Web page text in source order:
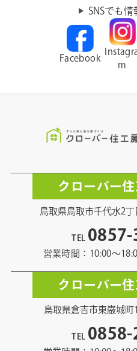
SNSでも情
Facebook
m
クローバー
鳥取県鳥取市千代水2丁
TEL 0857-
営業時間：10:00〜
クローバー
鳥取県倉吉市東巌城町
TEL 0858-